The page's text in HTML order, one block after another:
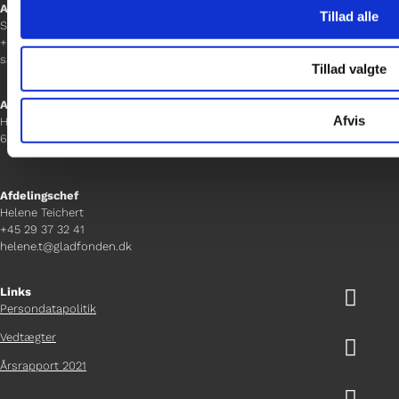
Tillad alle
Tillad valgte
Afvis
Afdelingschef
Sanne Hansen
+45 23 69 19 35
sanne.h@gladfonden.dk
Aabenraa
H P Hanssens Gade 23, 2.
6200 Aabenraa
Afdelingschef
Helene Teichert
+45 29 37 32 41
helene.t@gladfonden.dk
Links
Persondatapolitik
Vedtægter
Årsrapport 2021

